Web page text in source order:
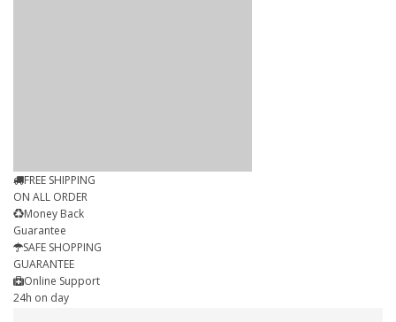
FREE SHIPPING
ON ALL ORDER
Money Back
Guarantee
SAFE SHOPPING
GUARANTEE
Online Support
24h on day